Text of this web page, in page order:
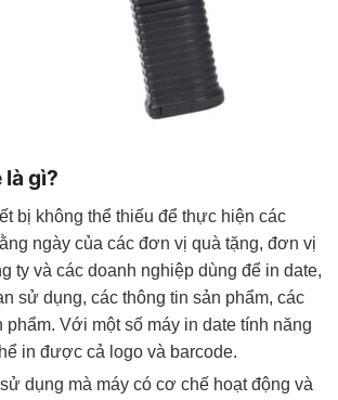
là gì?
bị không thể thiếu để thực hiện các
ngày của các đơn vị quà tặng, đơn vị
ty và các doanh nghiệp dùng để in date,
sử dụng, các thông tin sản phẩm, các
phẩm. Với một số máy in date tính năng
in được cả logo và barcode.
dụng mà máy có cơ chế hoạt động và